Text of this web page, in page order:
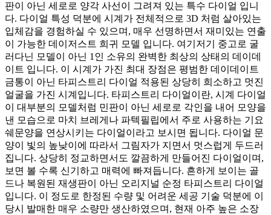
판이 아닌 세로로 양각 사선이 그려져 있는 특수 다이얼 입니
다. 다이얼 특성 덕분에 시계가 전체적으로 3D 처럼 살아있는
입체감을 경험하실 수 있으며, 매우 선명하면서 재미있는 연출
이 가능한 데이저스트 희귀 모델 입니다. 여기저기 중고로 굴
러다닌 모델이 아닌 1인 소유의 완벽한 최상의 상태의 데이데
이트 입니다. 이 시계가 가진 최대 장점은 평범한 데이데이트
금통이 아닌 타피스트리 다이얼 적용된 상당히 희소하고 멋진
얼굴을 가진 시계입니다. 타피스트리 다이얼이란, 시계 다이얼
이 대부분의 모델처럼 민판이 아닌 세로로 각인을 내어 모양을
낸 모습으로 마치 브레게나 파텍필립에서 주로 사용하는 기요
쉐문양을 연상시키는 다이얼이라고 보시면 됩니다. 다이얼 문
양이 빛의 높낮이에 따라서 그림자가 지면서 멋스럽게 두드러
집니다. 상당히 정교하면서도 깔끔하게 만들어진 다이얼이며,
보면 볼 수록 신기하고 매력에 빠져듭니다. 흔하게 보이는 골
드나 복원된 재생판이 아닌 오리지널 순정 타피스트리 다이얼
입니다. 이 정도로 한정된 수량 및 어려운 세공 기술 덕분에 이
당시 발매한 매우 소량만 생산하였으며, 현재 아주 높은 소장